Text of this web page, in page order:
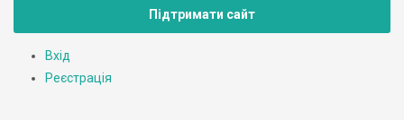
Підтримати сайт
Вхід
Реєстрація